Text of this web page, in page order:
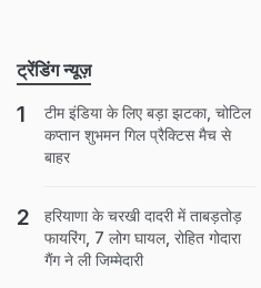
ट्रेंडिंग न्यूज़
टीम इंडिया के लिए बड़ा झटका, चोटिल
कप्तान शुभमन गिल प्रैक्टिस मैच से
बाहर
हरियाणा के चरखी दादरी में ताबड़तोड़
फायरिंग, 7 लोग घायल, रोहित गोदारा
गैंग ने ली जिम्मेदारी